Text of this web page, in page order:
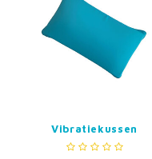
Vibratiekussen
schakelaar aangepast